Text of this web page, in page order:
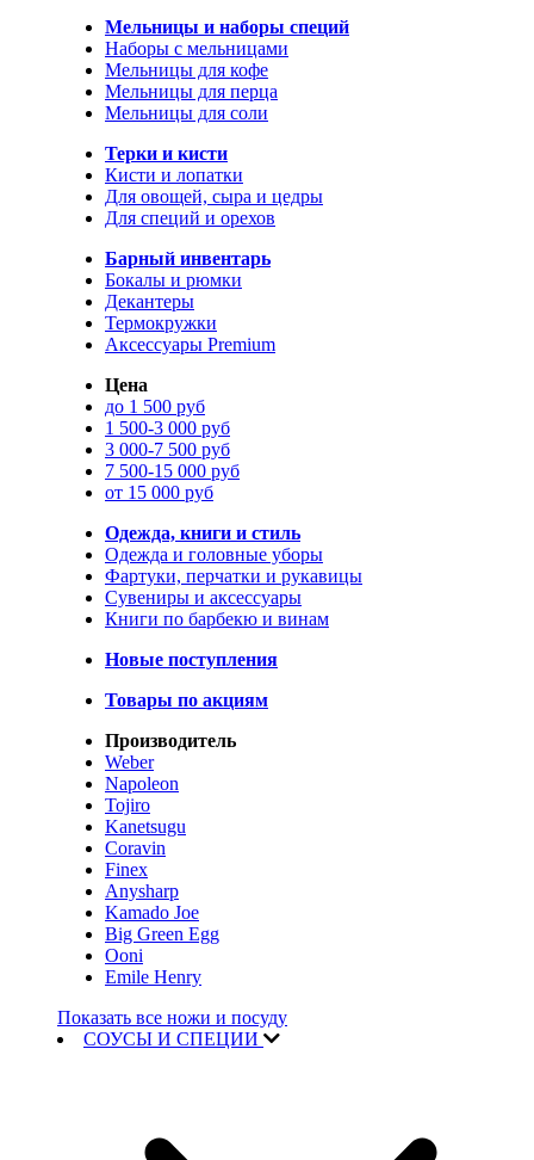
Мельницы и наборы специй
Наборы с мельницами
Мельницы для кофе
Мельницы для перца
Мельницы для соли
Терки и кисти
Кисти и лопатки
Для овощей, сыра и цедры
Для специй и орехов
Барный инвентарь
Бокалы и рюмки
Декантеры
Термокружки
Аксессуары Premium
Цена
до 1 500 руб
1 500-3 000 руб
3 000-7 500 руб
7 500-15 000 руб
от 15 000 руб
Одежда, книги и стиль
Одежда и головные уборы
Фартуки, перчатки и рукавицы
Сувениры и аксессуары
Книги по барбекю и винам
Новые поступления
Товары по акциям
Производитель
Weber
Napoleon
Tojiro
Kanetsugu
Coravin
Finex
Anysharp
Kamado Joe
Big Green Egg
Ooni
Emile Henry
Показать все ножи и посуду
СОУСЫ И СПЕЦИИ